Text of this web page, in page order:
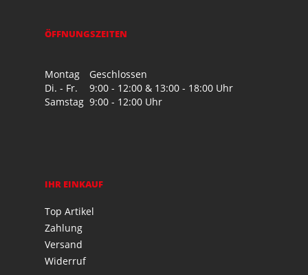
ÖFFNUNGSZEITEN
Montag
Geschlossen
Di. - Fr.
9:00 - 12:00 & 13:00 - 18:00 Uhr
Samstag 9:00 - 12:00 Uhr
IHR EINKAUF
Top Artikel
Zahlung
Versand
Widerruf